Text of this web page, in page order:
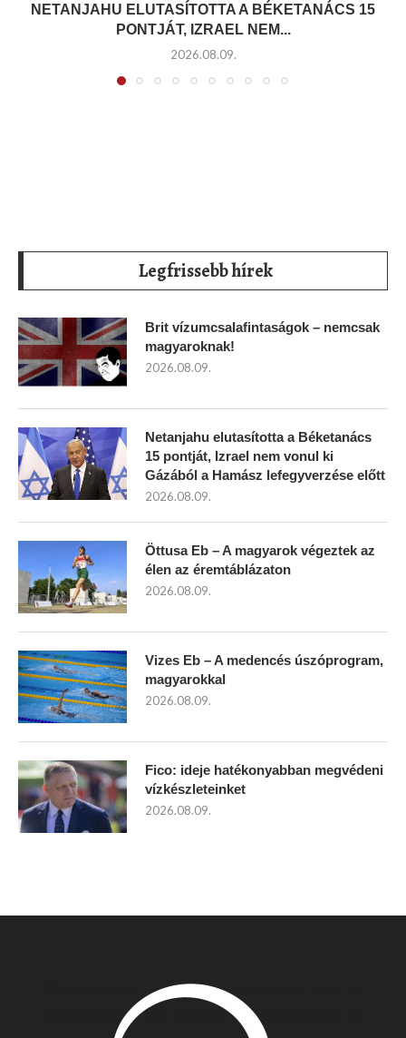
NETANJAHU ELUTASÍTOTTA A BÉKETANÁCS 15
PONTJÁT, IZRAEL NEM...
2026.08.09.
Legfrissebb hírek
Brit vízumcsalafintaságok – nemcsak
magyaroknak!
2026.08.09.
Netanjahu elutasította a Béketanács
15 pontját, Izrael nem vonul ki
Gázából a Hamász lefegyverzése előtt
2026.08.09.
Öttusa Eb – A magyarok végeztek az
élen az éremtáblázaton
2026.08.09.
Vizes Eb – A medencés úszóprogram,
magyarokkal
2026.08.09.
Fico: ideje hatékonyabban megvédeni
vízkészleteinket
2026.08.09.